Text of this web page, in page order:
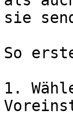
sie
So
1.